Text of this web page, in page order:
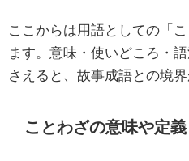
ここからは用語としての「
ます。意味・使いどころ・
さえると、故事成語との境
ことわざの意味や定義